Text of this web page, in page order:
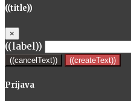
((title))
×
((label))
((cancelText)) ((createText))
Prijava